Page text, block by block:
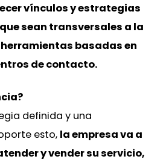
vínculos y estrategias
sean transversales a la
basadas en
de contacto.
definida y una
esto, la empresa va a
y vender su servicio,